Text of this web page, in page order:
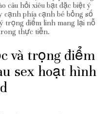
câu hỏi xiêu bạt đặc biệt ý
cạnh phía cạnh bé bỏng số
trọng điểm linh mang lại nỗ
thực tiễn.
và trọng điểm
sex hoạt hình